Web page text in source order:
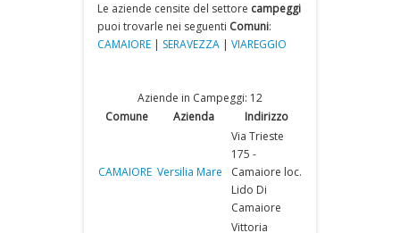
Le aziende censite del settore campeggi
puoi trovarle nei seguenti Comuni:
CAMAIORE | SERAVEZZA | VIAREGGIO
Aziende in Campeggi: 12
Comune
Azienda Indirizzo
CAMAIORE Versilia Mare
Via Trieste
175 -
Camaiore loc.
Lido Di
Camaiore
Vittoria